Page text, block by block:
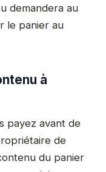
demandera au
le panier au
à
payez avant de
de
du panier